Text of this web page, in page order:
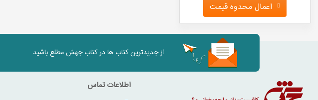
اعمال محدوه قیمت
از جدیدترین کتاب ها در کتاب جهش مطلع باشید
اطلاعات تماس